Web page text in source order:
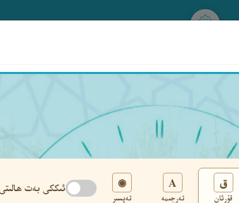
ق
قۇرئان
A
تەرجىمە
◉
تەپسىر
ئىككى بەت ھالىتى